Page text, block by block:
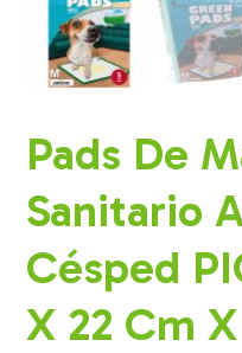
Pads De
Sanitario
Césped
X 22 Cm